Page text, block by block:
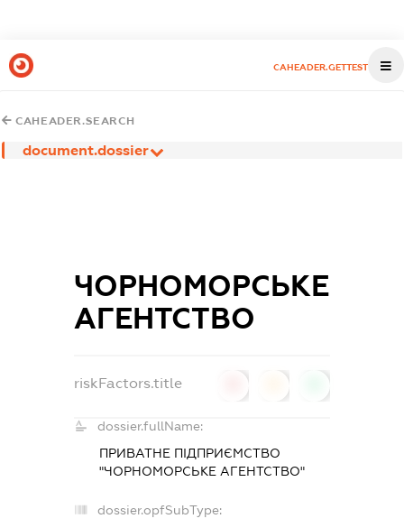
CAHEADER.GETTEST
CAHEADER.SEARCH
document.dossier
ЧОРНОМОРСЬКЕ
АГЕНТСТВО
riskFactors.title
dossier.fullName:
ПРИВАТНЕ ПІДПРИЄМСТВО
"ЧОРНОМОРСЬКЕ АГЕНТСТВО"
dossier.opfSubType: